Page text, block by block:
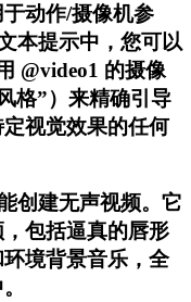
动作/摄像机参
本提示中，您可以
@video1 的摄像
格”）来精确引导
视觉效果的任何
创建无声视频。它
包括逼真的唇形
境背景音乐，全